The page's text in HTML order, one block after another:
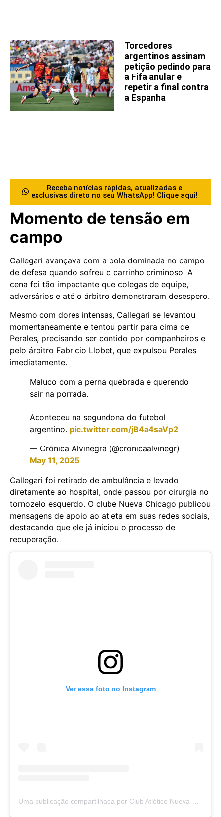
Torcedores
argentinos assinam
petição pedindo para
a Fifa anular e
repetir a final contra
a Espanha
Receba notícias rápidas, atualizadas e
exclusivas direto no seu WhatsApp! Clique aqui!
Momento de tensão em
campo
Callegari avançava com a bola dominada no campo
de defesa quando sofreu o carrinho criminoso. A
cena foi tão impactante que colegas de equipe,
adversários e até o árbitro demonstraram desespero.
Mesmo com dores intensas, Callegari se levantou
momentaneamente e tentou partir para cima de
Perales, precisando ser contido por companheiros e
pelo árbitro Fabricio Llobet, que expulsou Perales
imediatamente.
Maluco com a perna quebrada e querendo
sair na porrada.
Aconteceu na segundona do futebol
argentino. pic.twitter.com/jB4a4saVp2
— Crônica Alvinegra (@cronicaalvinegr)
May 11, 2025
Callegari foi retirado de ambulância e levado
diretamente ao hospital, onde passou por cirurgia no
tornozelo esquerdo. O clube Nueva Chicago publicou
mensagens de apoio ao atleta em suas redes sociais,
destacando que ele já iniciou o processo de
recuperação.
Ver essa foto no Instagram